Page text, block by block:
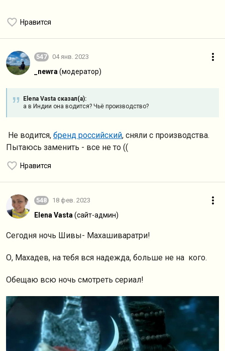
Нравится
547 04 янв. 2023
_newra (модератор)
Elena Vasta сказал(а):
а в Индии она водится? Чьё производство?
Не водится, бренд российский, сняли с производства.
Пытаюсь заменить - все не то ((
Нравится
548 18 фев. 2023
Elena Vasta (сайт-админ)
Сегодня ночь Шивы- Махашиваратри!
О, Махадев, на тебя вся надежда, больше не на кого.
Обещаю всю ночь смотреть сериал!